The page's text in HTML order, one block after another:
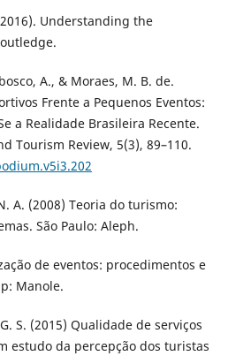
Understanding the
A., & Moraes, M. B. de.
Frente a Pequenos Eventos:
a Realidade Brasileira Recente.
Tourism Review, 5(3), 89–110.
A. (2008) Teoria do turismo:
São Paulo: Aleph.
de eventos: procedimentos e
Manole.
S. (2015) Qualidade de serviços
estudo da percepção dos turistas